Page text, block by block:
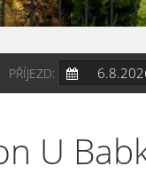
PŘÍJEZD:
U